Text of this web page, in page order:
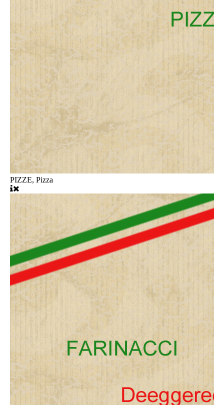
PIZZE, Pizza